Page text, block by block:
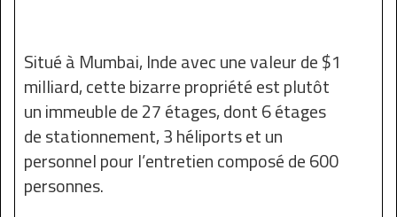
Situé à Mumbai, Inde avec une valeur de $1
milliard, cette bizarre propriété est plutôt
un immeuble de 27 étages, dont 6 étages
de stationnement, 3 héliports et un
personnel pour l’entretien composé de 600
personnes.